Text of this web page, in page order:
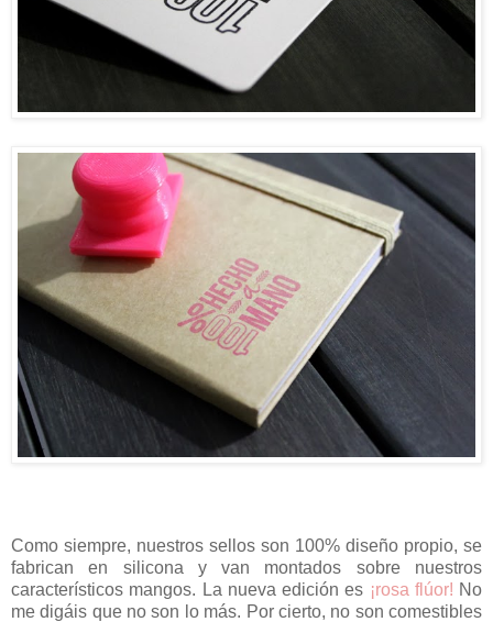
Como siempre, nuestros sellos son 100% diseño propio, se
fabrican en silicona y van montados sobre nuestros
característicos mangos. La nueva edición es ¡rosa flúor! No
me digáis que no son lo más. Por cierto, no son comestibles